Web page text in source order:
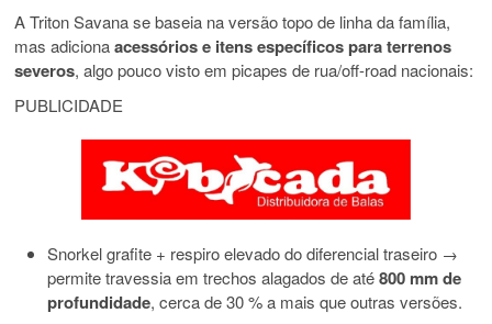
A Triton Savana se baseia na versão topo de linha da família,
mas adicionaacessórios e itens específicos para terrenos
severos, algo pouco visto em picapes de rua/off-road nacionais:
PUBLICIDADE
Snorkel grafite + respiro elevado do diferencial traseiro →
permite travessia em trechos alagados de até800 mm de
profundidade, cerca de 30 % a mais que outras versões.